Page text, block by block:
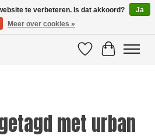
VerlanglijstWinkelwagen
met urban
te verbeteren. Is dat akkoord?
Ja
Meer over cookies »